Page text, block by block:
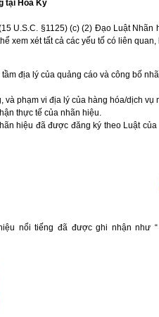
tại Hoa Kỳ
U.S.C. §1125) (c) (2) Đạo Luật
xem xét tất cả các yếu tố có liên quan,
địa lý của quảng cáo và công bố
và phạm vi địa lý của hàng hóa/dịch vụ
thực tế của nhãn hiệu.
hiệu đã được đăng ký theo Luật
nổi tiếng đã được ghi nhận như “